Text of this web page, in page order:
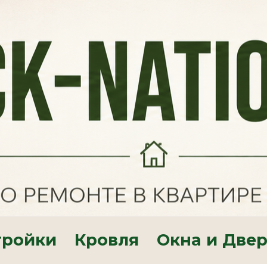
Кровля Окна и